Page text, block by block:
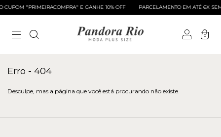
"PRIMEIRACOMPRA" E GANHE 10% OFF PARCELAMENTO EM ATÉ 6X SEM
0
Erro - 404
Desculpe, mas a página que você está procurando não existe.